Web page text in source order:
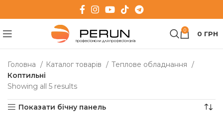
0 0 ГРН
Головна Каталог товарів
Теплове обладнання
Коптильні
Showing all 5 results
Показати бічну панель